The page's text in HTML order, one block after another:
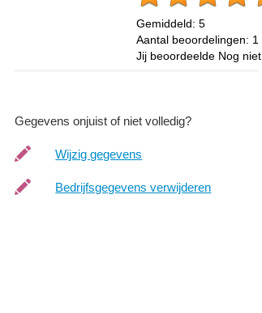
Gemiddeld:5
Aantal beoordelingen: 1
Jij beoordeelde Nog
Gegevens onjuist of niet volledig?
Wijzig gegevens
Bedrijfsgegevens verwijderen